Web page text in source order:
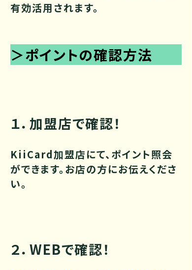
有効活用されます。
＞ポイントの確認方法
１．加盟店で確認！
KiiCard加盟店にて、ポイント照会
ができます。お店の方にお伝えくださ
い。
２．WEBで確認！